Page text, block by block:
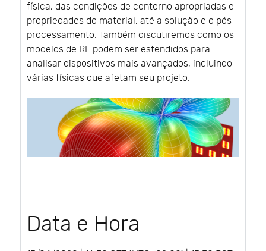
física, das condições de contorno apropriadas e
propriedades do material, até a solução e o pós-
processamento. Também discutiremos como os
modelos de RF podem ser estendidos para
analisar dispositivos mais avançados, incluindo
várias físicas que afetam seu projeto.
Data e Hora